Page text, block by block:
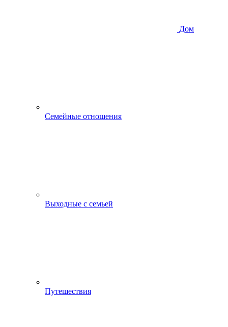
Дом
Семейные отношения
Выходные с семьей
Путешествия